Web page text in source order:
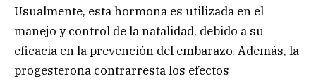
Usualmente, esta hormona es utilizada en el
manejo y control de la natalidad, debido a su
eficacia en la prevención del embarazo. Además, la
progesterona contrarresta los efectos